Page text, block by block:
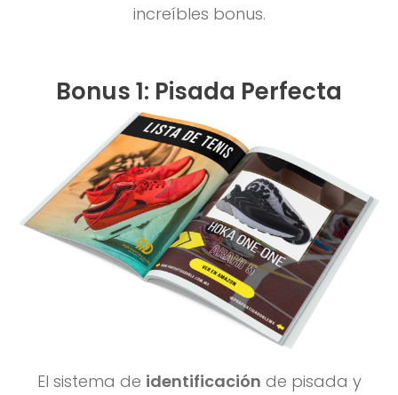
increíbles bonus.
Bonus 1: Pisada Perfecta
El sistema de identificación de pisada y